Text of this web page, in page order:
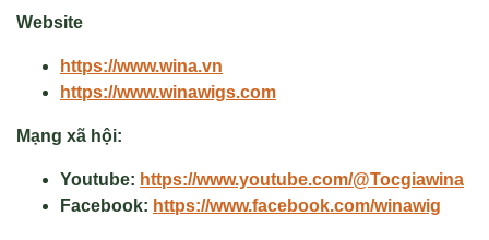
Website
https://www.wina.vn
https://www.winawigs.com
Mạng xã hội:
Youtube: https://www.youtube.com/@Tocgiawina
Facebook: https://www.facebook.com/winawig